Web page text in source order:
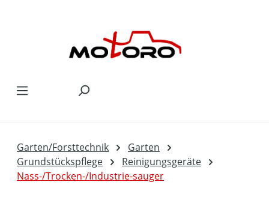
Garten/Forsttechnik
Garten
Grundstückspflege
Reinigungsgeräte
Nass-/Trocken-/Industrie-sauger